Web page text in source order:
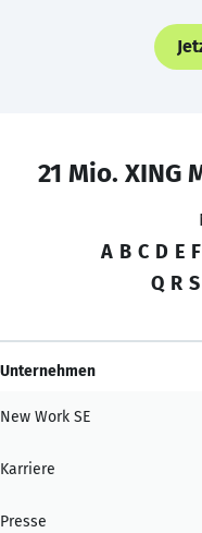
21 Mio. XING
A B C D E F
Q R S
Unternehmen
New Work SE
Karriere
Presse